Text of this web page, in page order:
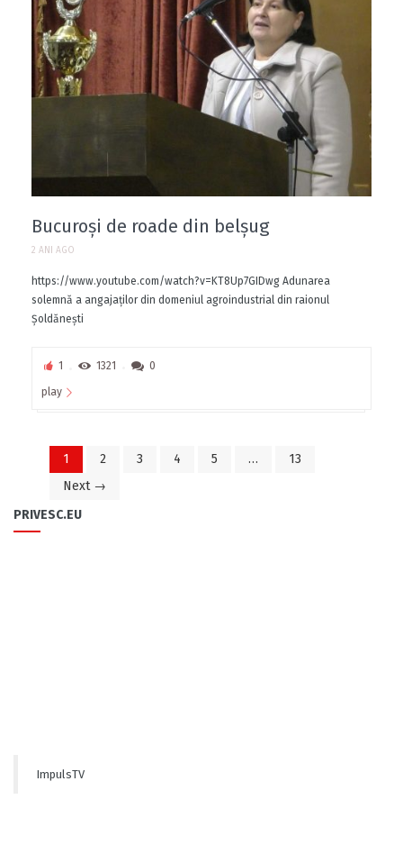
Bucuroși de roade din belșug
2 ANI AGO
https://www.youtube.com/watch?v=KT8Up7GIDwg Adunarea
solemnă a angajaților din domeniul agroindustrial din raionul
Șoldănești
1 1321 0
play
1 2 3 4 5 …
13
Next →
PRIVESC.EU
ImpulsTV